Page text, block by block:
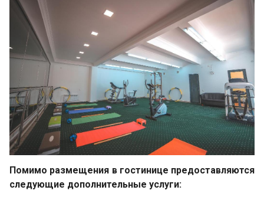
Помимо размещения в гостинице предоставляются
следующие дополнительные услуги: